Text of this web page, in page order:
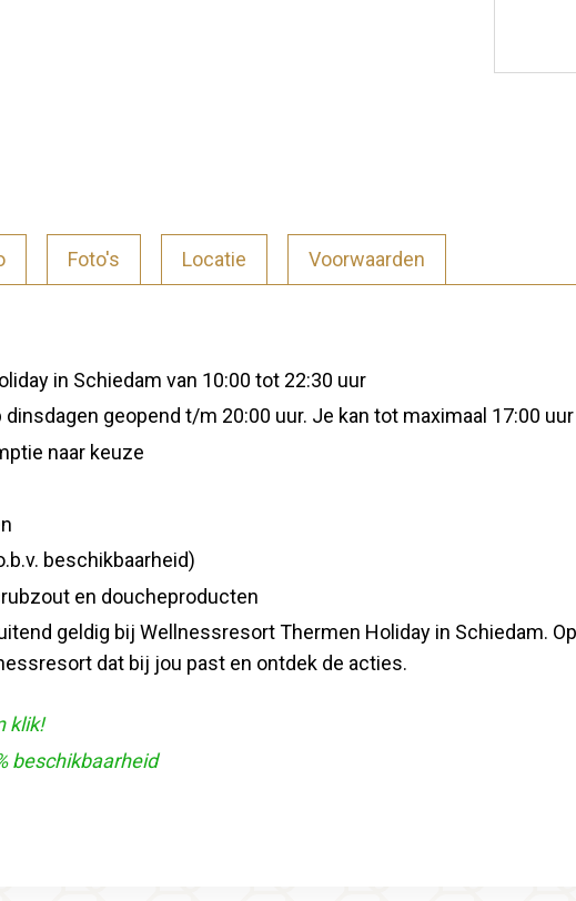
Foto's Locatie Voorwaarden
in Schiedam van 10:00 tot 22:30 uur
geopend t/m 20:00 uur. Je kan tot maximaal 17:00
naar keuze
beschikbaarheid)
en doucheproducten
geldig bij Wellnessresort Thermen Holiday in Schiedam.
dat bij jou past en ontdek de acties.
klik!
beschikbaarheid